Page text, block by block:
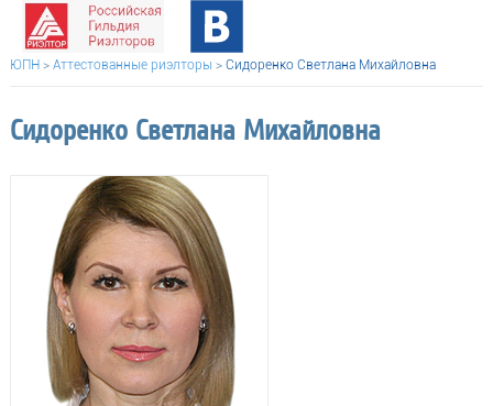
ЮПН > Аттестованные риэлторы > Сидоренко Светлана Михайловна
Сидоренко Светлана Михайловна